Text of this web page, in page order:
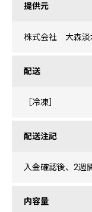
提供元
株式会社 大森淡
配送
［冷凍］
配送注記
入金確認後、2週
内容量